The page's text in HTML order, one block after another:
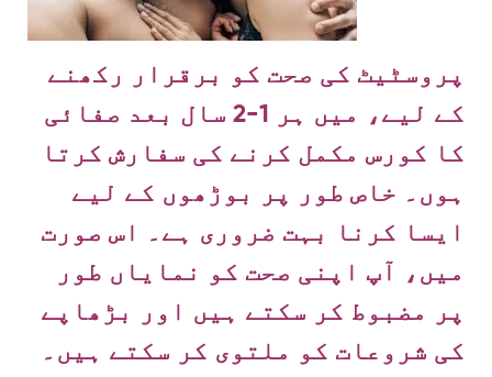
پروسٹیٹ کی صحت کو برقرار رکھنے
کے لیے، میں ہر 1-2 سال بعد صفائی
کا کورس مکمل کرنے کی سفارش کرتا
ہوں۔ خاص طور پر بوڑھوں کے لیے
ایسا کرنا بہت ضروری ہے۔ اس صورت
میں، آپ اپنی صحت کو نمایاں طور
پر مضبوط کر سکتے ہیں اور بڑھاپے
کی شروعات کو ملتوی کر سکتے ہیں۔